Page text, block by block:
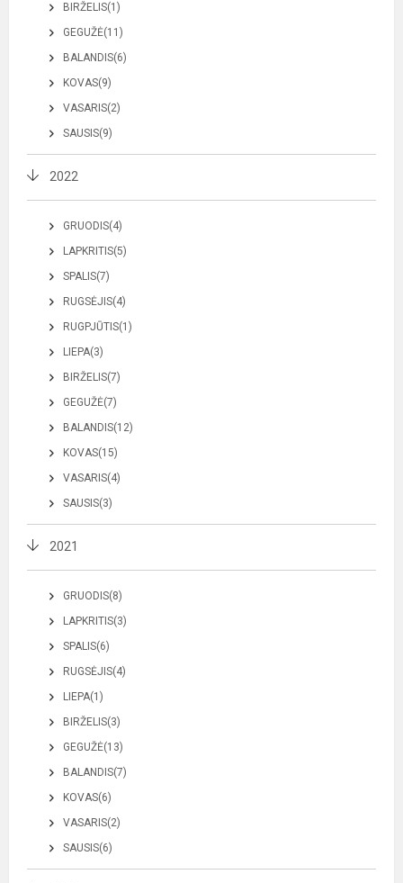
BIRŽELIS(1)
GEGUŽĖ(11)
BALANDIS(6)
KOVAS(9)
VASARIS(2)
SAUSIS(9)
2022
GRUODIS(4)
LAPKRITIS(5)
SPALIS(7)
RUGSĖJIS(4)
RUGPJŪTIS(1)
LIEPA(3)
BIRŽELIS(7)
GEGUŽĖ(7)
BALANDIS(12)
KOVAS(15)
VASARIS(4)
SAUSIS(3)
2021
GRUODIS(8)
LAPKRITIS(3)
SPALIS(6)
RUGSĖJIS(4)
LIEPA(1)
BIRŽELIS(3)
GEGUŽĖ(13)
BALANDIS(7)
KOVAS(6)
VASARIS(2)
SAUSIS(6)